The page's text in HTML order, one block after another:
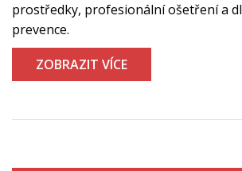
prostředky, profesionální ošetření a
prevence.
ZOBRAZIT VÍCE